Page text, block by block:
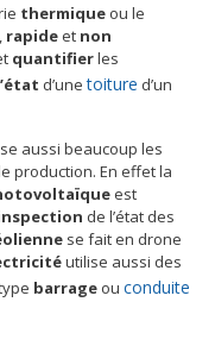
thermique ou le
rapide et non
quantifierles
d’unetoiture d’un
aussi beaucoup les
production. En effet la
est
de l’état des
se fait en drone
utilise aussi des
barrage ou conduite